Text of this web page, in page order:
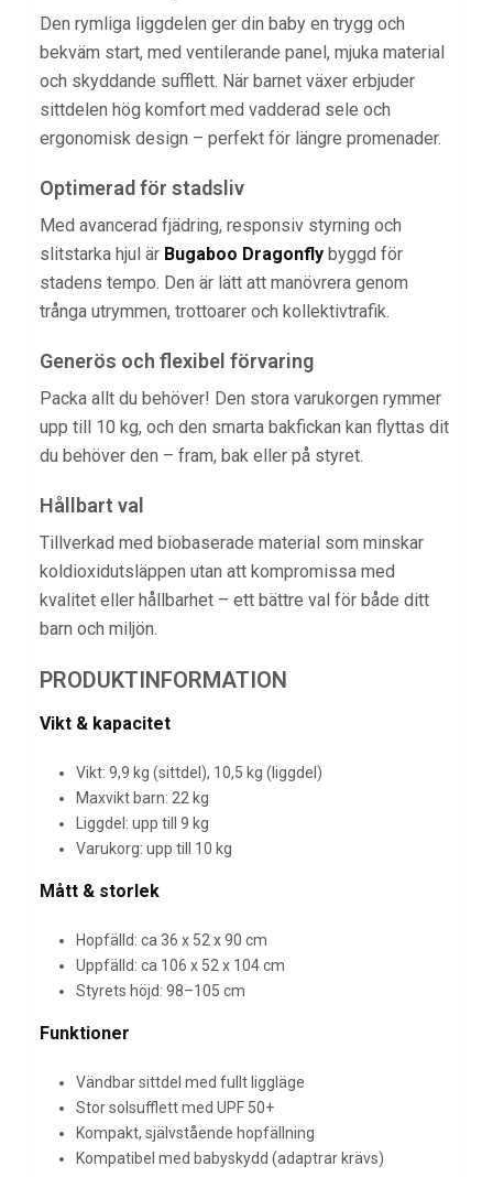
Den rymliga liggdelen ger din baby en trygg och
bekväm start, med ventilerande panel, mjuka material
och skyddande sufflett. När barnet växer erbjuder
sittdelen hög komfort med vadderad sele och
ergonomisk design – perfekt för längre promenader.
Optimerad för stadsliv
Med avancerad fjädring, responsiv styrning och
slitstarka hjul är Bugaboo Dragonfly byggd för
stadens tempo. Den är lätt att manövrera genom
trånga utrymmen, trottoarer och kollektivtrafik.
Generös och flexibel förvaring
Packa allt du behöver! Den stora varukorgen rymmer
upp till 10 kg, och den smarta bakfickan kan flyttas dit
du behöver den – fram, bak eller på styret.
Hållbart val
Tillverkad med biobaserade material som minskar
koldioxidutsläppen utan att kompromissa med
kvalitet eller hållbarhet – ett bättre val för både ditt
barn och miljön.
PRODUKTINFORMATION
Vikt & kapacitet
Vikt: 9,9 kg (sittdel), 10,5 kg (liggdel)
Maxvikt barn: 22 kg
Liggdel: upp till 9 kg
Varukorg: upp till 10 kg
Mått & storlek
Hopfälld: ca 36 x 52 x 90 cm
Uppfälld: ca 106 x 52 x 104 cm
Styrets höjd: 98–105 cm
Funktioner
Vändbar sittdel med fullt liggläge
Stor solsufflett med UPF 50+
Kompakt, självstående hopfällning
Kompatibel med babyskydd (adaptrar krävs)